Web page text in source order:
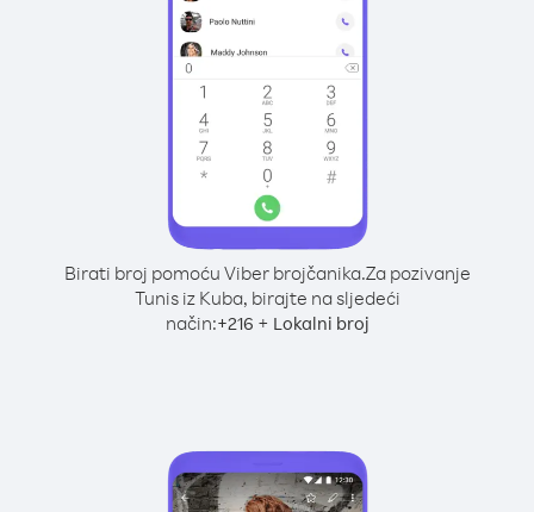
Birati broj pomoću Viber brojčanika.Za pozivanje
Tunis iz Kuba, birajte na sljedeći
način:+216 + Lokalni broj